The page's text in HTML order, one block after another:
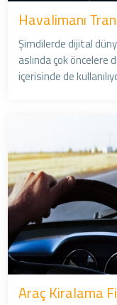
Havalimanı
Şimdilerde dijital
aslında çok öncelere
içerisinde de
Araç Kiralama